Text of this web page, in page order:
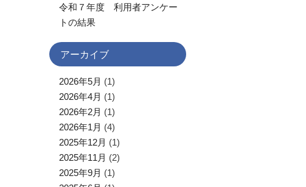
令和７年度 利用者アンケー
トの結果
アーカイブ
2026年5月 (1)
2026年4月 (1)
2026年2月 (1)
2026年1月 (4)
2025年12月 (1)
2025年11月 (2)
2025年9月 (1)